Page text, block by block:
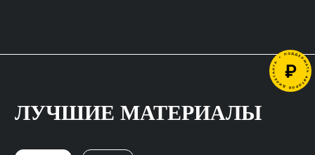
ЛУЧШИЕ МАТЕРИАЛЫ